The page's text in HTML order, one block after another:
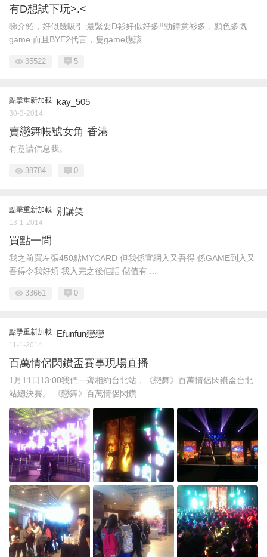
有D想試下玩>.<
睇介紹，好似幾吸引 最緊要D衫好似好多!!勁鐘意衫多，顏色多既
game 而且BYE2代言，隻game應該 ...
35522 5
點擊重新加載 kay_505
30-3-2014
賣戀舞帳號女角 香港
有意請信息我。
38784 0
點擊重新加載 別講笑
13-1-2014
買點一問
我之前買左張450點MYCARD 但我係官網入又吾得 係GAME到入又
吾得令我好煩 我入完之後佢話 儲值有 ...
33661 0
點擊重新加載 Efunfun戀戀
11-1-2014
百萬情侶閃鑽盃賽事現場直播
1月11日13:00我們一齊相約台北站，《戀舞》百萬情侶閃鑽盃台北
站總決賽。 《戀舞》百萬情侶閃鑽 ...